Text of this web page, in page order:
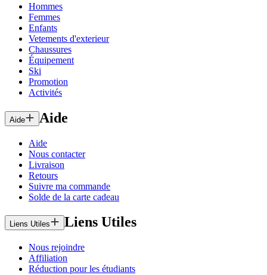
Hommes
Femmes
Enfants
Vetements d'exterieur
Chaussures
Équipement
Ski
Promotion
Activités
Aide Aide
Aide
Nous contacter
Livraison
Retours
Suivre ma commande
Solde de la carte cadeau
Liens Utiles Liens Utiles
Nous rejoindre
Affiliation
Réduction pour les étudiants